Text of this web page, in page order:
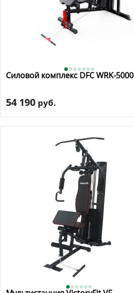
Силовой комплекс DFCWRK-5000
54 190 руб.
БЕСПЛАТНО, 2-3 дня